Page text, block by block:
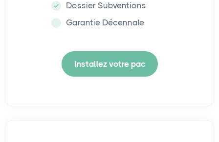
Dossier Subventions
Garantie Décennale
Installez votre pac